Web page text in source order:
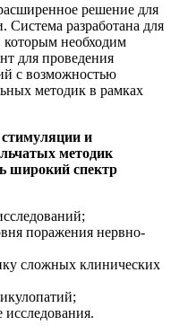
решение для
Система разработана для
которым необходим
для проведения
с возможностью
методик в рамках
и
методик
широкий спектр
поражения нервно-
сложных клинических